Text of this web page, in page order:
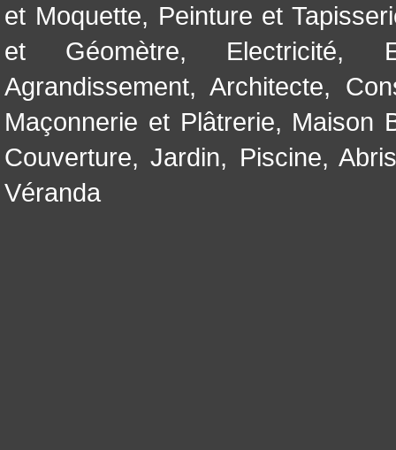
et Moquette, Peinture et
et Géomètre, Electricité,
Agrandissement, Architecte,
Maçonnerie et Plâtrerie, Maison
Couverture,Jardin, Piscine,
Véranda